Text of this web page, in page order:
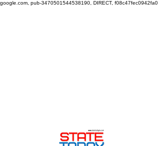
google.com, pub-3470501544538190, DIRECT, f08c47fec0942fa0